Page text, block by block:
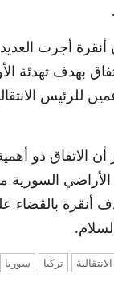
أجرت
بهدف تهدئة
للرئيس
الاتفاق ذو
السورية
أنقرة بالقضاء
تركيا سوريا